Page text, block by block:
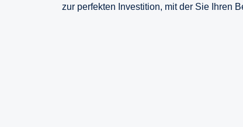
zur perfekten Investition, mit der Sie Ihren